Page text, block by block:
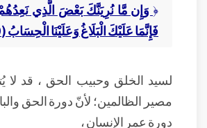
﴿ وَإِن مَّا نُرِيَنَّكَ بَعْضَ الَّذِي
فَإِنَّمَا عَلَيْكَ الْبَلَاغُ وَعَلَيْنَا الْحِسَابُ (40) ﴾
لسيد الخلق وحبيب الحق ، قد لا
مصير الظالمين؛ لأنّ دورة الحق
دورة عمر الإنسان ،